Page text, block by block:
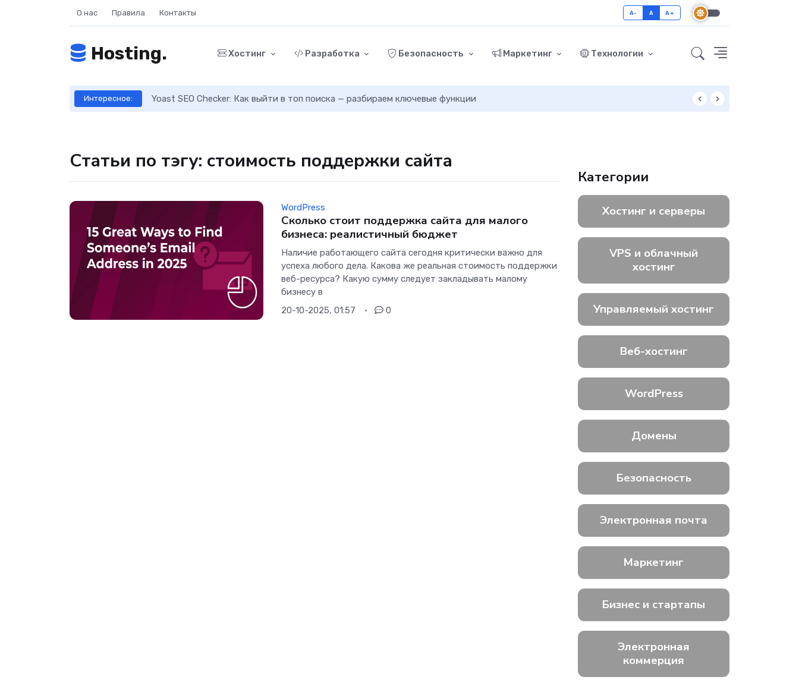
О нас Правила Контакты A- A A+
Hosting. Хостинг Разработка Безопасность Маркетинг Технологии
Интересное: Yoast SEO Checker: Как выйти в топ поиска — разбираем ключевые функции
Статьи по тэгу: стоимость поддержки сайта
WordPress
Сколько стоит поддержка сайта для малого
бизнеса: реалистичный бюджет
Наличие работающего сайта сегодня критически важно для
успеха любого дела. Какова же реальная стоимость поддержки
веб-ресурса? Какую сумму следует закладывать малому
бизнесу в
20-10-2025, 01:57
0
Категории
Хостинг и серверы
VPS и облачный
хостинг
Управляемый хостинг
Веб-хостинг
WordPress
Домены
Безопасность
Электронная почта
Маркетинг
Бизнес и стартапы
Электронная
коммерция